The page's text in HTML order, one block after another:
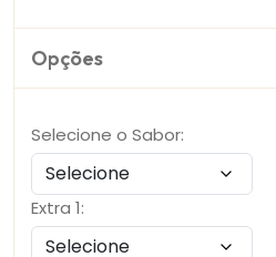
Opções
Selecione o Sabor:
Extra 1: